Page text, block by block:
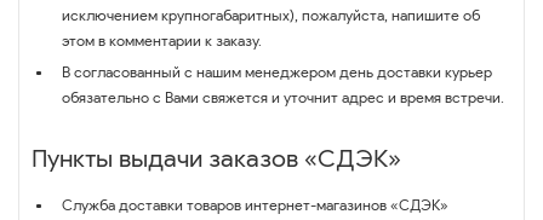
исключением крупногабаритных), пожалуйста, напишите об
этом в комментарии к заказу.
В согласованный с нашим менеджером день доставки курьер
обязательно с Вами свяжется и уточнит адрес и время встречи.
Пункты выдачи заказов «СДЭК»
Служба доставки товаров интернет-магазинов «СДЭК»